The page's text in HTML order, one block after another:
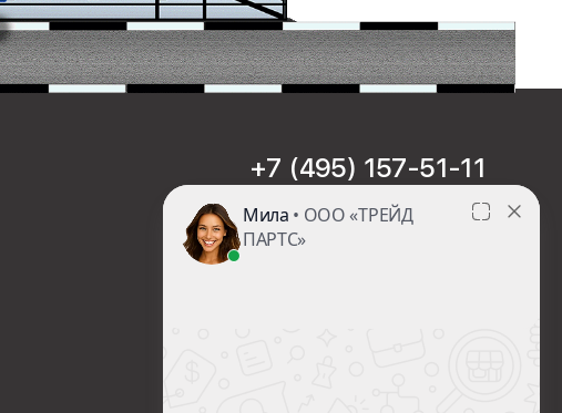
+7 (495) 157-51-11
sales@trade-part.ru